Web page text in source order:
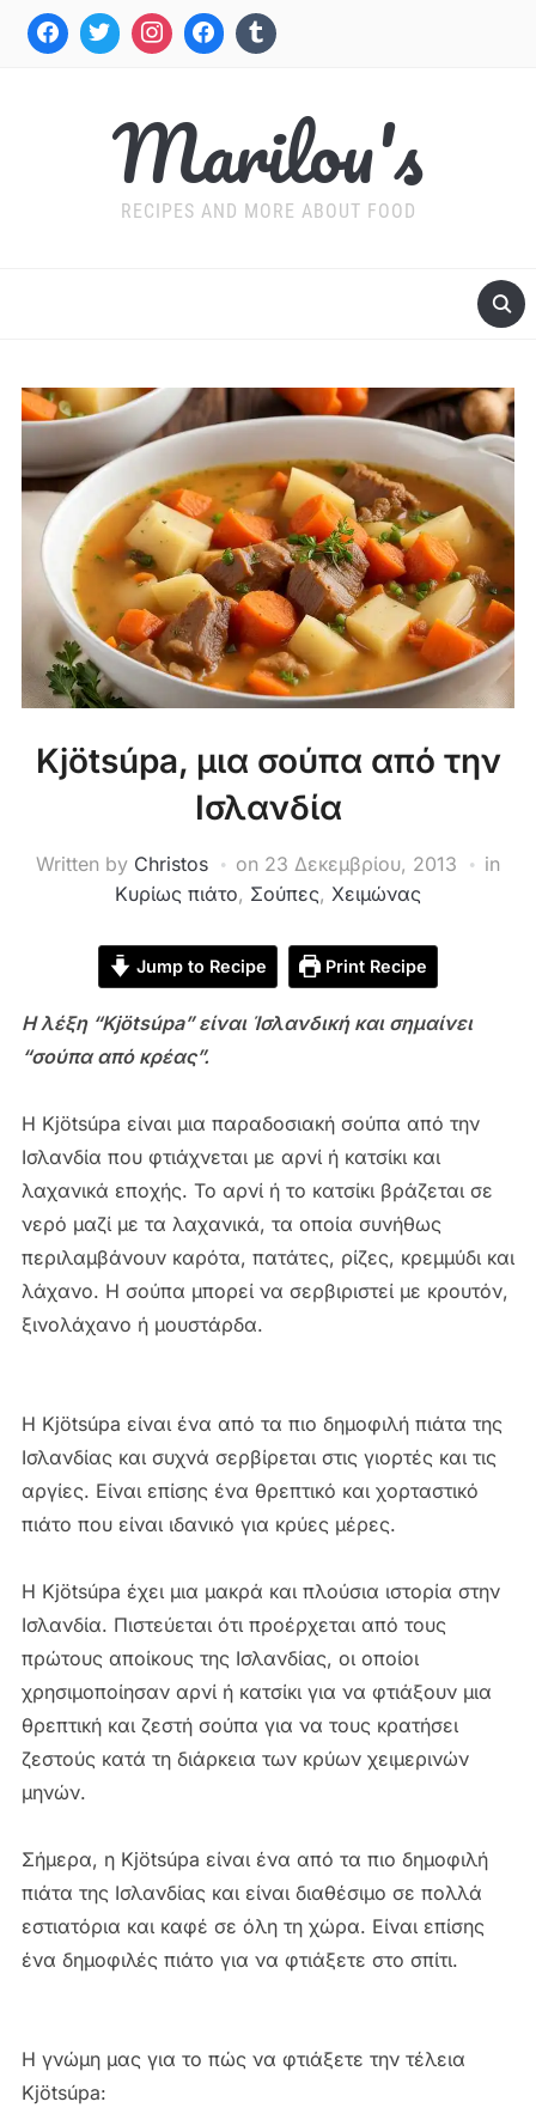
Marilou's
RECIPES AND MORE ABOUT FOOD
Kjötsúpa, μια σούπα από την
Ισλανδία
Written by Christos on 23 Δεκεμβρίου, 2013
in
Κυρίως πιάτο, Σούπες, Χειμώνας
Jump to Recipe Print Recipe
Η λέξη “Kjötsúpa” είναι Ίσλανδική και σημαίνει
“σούπα από κρέας”.
H Kjötsúpa είναι μια παραδοσιακή σούπα από την
Ισλανδία που φτιάχνεται με αρνί ή κατσίκι και
λαχανικά εποχής. Το αρνί ή το κατσίκι βράζεται σε
νερό μαζί με τα λαχανικά, τα οποία συνήθως
περιλαμβάνουν καρότα, πατάτες, ρίζες, κρεμμύδι και
λάχανο. Η σούπα μπορεί να σερβιριστεί με κρουτόν,
ξινολάχανο ή μουστάρδα.
H Kjötsúpa είναι ένα από τα πιο δημοφιλή πιάτα της
Ισλανδίας και συχνά σερβίρεται στις γιορτές και τις
αργίες. Είναι επίσης ένα θρεπτικό και χορταστικό
πιάτο που είναι ιδανικό για κρύες μέρες.
H Kjötsúpa έχει μια μακρά και πλούσια ιστορία στην
Ισλανδία. Πιστεύεται ότι προέρχεται από τους
πρώτους αποίκους της Ισλανδίας, οι οποίοι
χρησιμοποίησαν αρνί ή κατσίκι για να φτιάξουν μια
θρεπτική και ζεστή σούπα για να τους κρατήσει
ζεστούς κατά τη διάρκεια των κρύων χειμερινών
μηνών.
Σήμερα, η Kjötsúpa είναι ένα από τα πιο δημοφιλή
πιάτα της Ισλανδίας και είναι διαθέσιμο σε πολλά
εστιατόρια και καφέ σε όλη τη χώρα. Είναι επίσης
ένα δημοφιλές πιάτο για να φτιάξετε στο σπίτι.
Η γνώμη μας για το πώς να φτιάξετε την τέλεια
Kjötsúpa: